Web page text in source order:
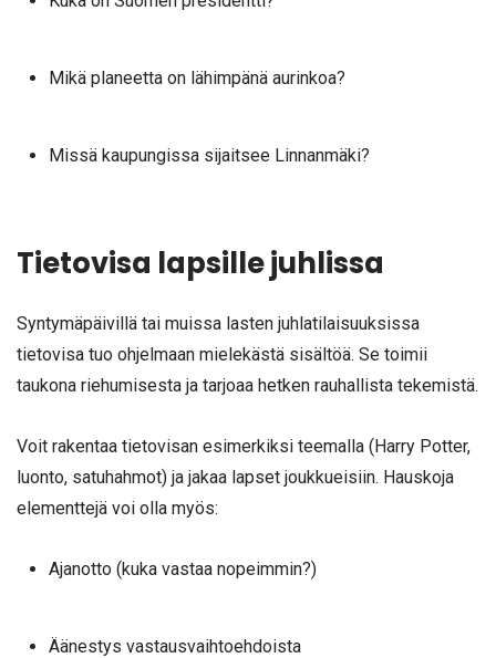
Mikä planeetta on lähimpänä aurinkoa?
Missä kaupungissa sijaitsee Linnanmäki?
Tietovisa lapsille juhlissa
Syntymäpäivillä tai muissa lasten juhlatilaisuuksissa
tietovisa tuo ohjelmaan mielekästä sisältöä. Se toimii
taukona riehumisesta ja tarjoaa hetken rauhallista tekemistä.
Voit rakentaa tietovisan esimerkiksi teemalla (Harry Potter,
luonto, satuhahmot) ja jakaa lapset joukkueisiin. Hauskoja
elementtejä voi olla myös:
Ajanotto (kuka vastaa nopeimmin?)
Äänestys vastausvaihtoehdoista